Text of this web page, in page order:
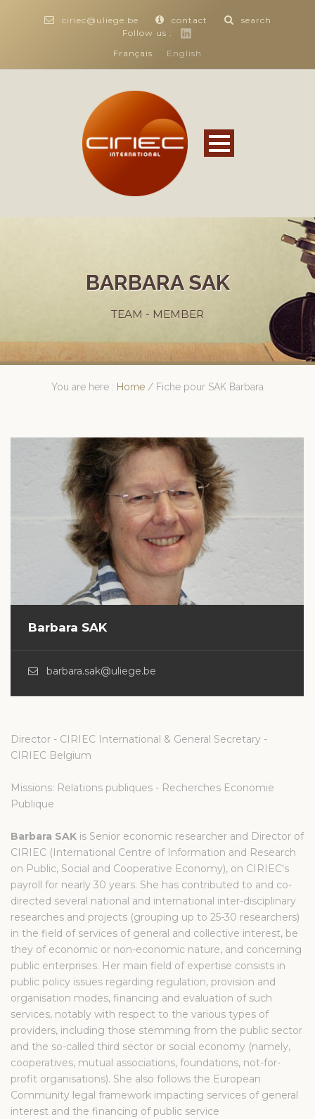
ciriec@uliege.be contact
search
Follow us :
Français
English
BARBARA SAK
TEAM - MEMBER
You are here : Home / Fiche pour SAK Barbara
Barbara SAK
barbara.sak@uliege.be
Director - CIRIEC International & General Secretary -
CIRIEC Belgium
Missions: Relations publiques - Recherches Economie
Publique
Barbara SAK is Senior economic researcher and Director of
CIRIEC (International Centre of Information and Research
on Public, Social and Cooperative Economy), on CIRIEC's
payroll for nearly 30 years. She has contributed to and co-
directed several national and international inter-disciplinary
researches and projects (grouping up to 25-30 researchers)
in the field of services of general and collective interest, be
they of economic or non-economic nature, and concerning
public enterprises. Her main field of expertise consists in
public policy issues regarding regulation, provision and
organisation modes, financing and evaluation of such
services, notably with respect to the various types of
providers, including those stemming from the public sector
and the so-called third sector or social economy (namely,
cooperatives, mutual associations, foundations, not-for-
profit organisations). She also follows the European
Community legal framework impacting services of general
interest and the financing of public service